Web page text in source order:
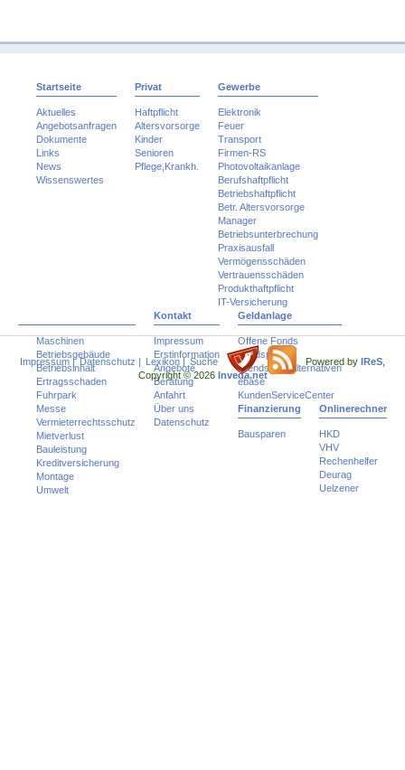
Startseite
Aktuelles
Angebotsanfragen
Dokumente
Links
News
Wissenswertes
Privat
Haftpflicht
Altersvorsorge
Kinder
Senioren
Pflege,Krankh.
Gewerbe
Elektronik
Feuer
Transport
Firmen-RS
Photovoltaikanlage
Berufshaftpflicht
Betriebshaftpflicht
Betr. Altersvorsorge
Manager
Betriebsunterbrechung
Praxisausfall
Vermögensschäden
Vertrauensschäden
Produkthaftpflicht
IT-Versicherung
Maschinen
Betriebsgebäude
Betriebsinhalt
Ertragsschaden
Fuhrpark
Messe
Vermieterrechtsschutz
Mietverlust
Bauleistung
Kreditversicherung
Montage
Umwelt
Kontakt
Impressum
Erstinformation
Angebote
Beratung
Anfahrt
Über uns
Datenschutz
Geldanlage
Offene Fonds
Fondspolicen
Trends und Alternativen
ebase
KundenServiceCenter
Finanzierung
Bausparen
Onlinerechner
HKD
VHV
Rechenhelfer
Deurag
Uelzener
Impressum| Datenschutz | Lexikon| Suche Powered by IReS
Copyright © 2026 Inveda.net